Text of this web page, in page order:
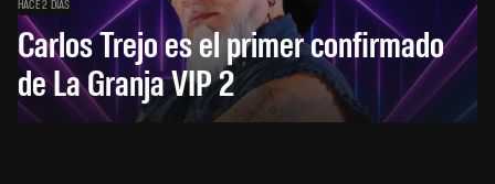
HACE 2 DÍAS
Carlos Trejo es el primer confirmado
de La Granja VIP 2